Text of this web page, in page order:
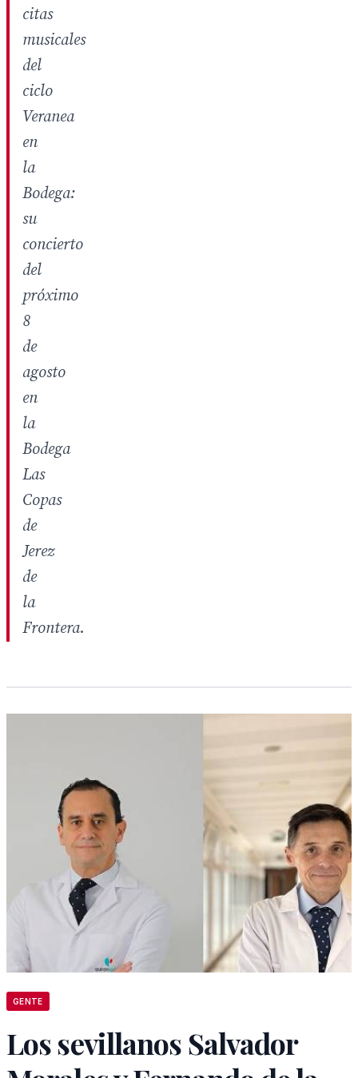
citas
musicales
del
ciclo
Veranea
en
la
Bodega:
su
concierto
del
próximo
8
de
agosto
en
la
Bodega
Las
Copas
de
Jerez
de
la
Frontera.
GENTE
Los sevillanos Salvador